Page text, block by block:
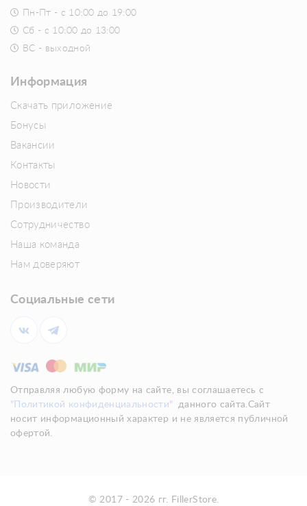
Пн-Пт - с 10:00 до 19:00
Сб - с 10:00 до 13:00
ВС - выходной
Информация
Скачать приложение
Бонусы
Вакансии
Контакты
Новости
Производители
Сотрудничество
Наша команда
Нам доверяют
Социальные сети
Отправляя любую форму на сайте, вы соглашаетесь с
"Политикой конфиденциальности"
данного сайта.Сайт
носит информационный характер и не является публичной
офертой.
© 2017 - 2026 гг. FillerStore.